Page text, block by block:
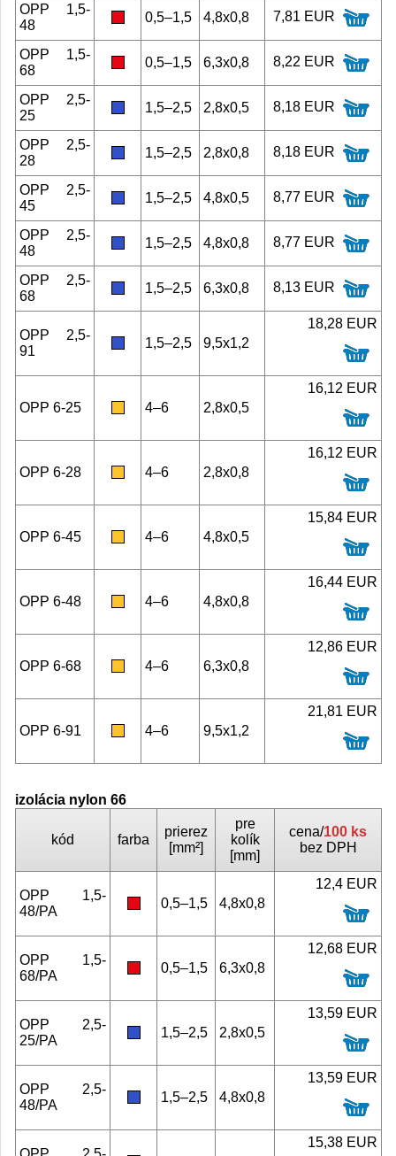
OPP 1,5-
48
0,5–1,5 4,8x0,8 7,81 EUR
OPP 1,5-
68
0,5–1,5 6,3x0,8 8,22 EUR
OPP 2,5-
25
1,5–2,5 2,8x0,5 8,18 EUR
OPP 2,5-
28
1,5–2,5 2,8x0,8 8,18 EUR
OPP 2,5-
45
1,5–2,5 4,8x0,5 8,77 EUR
OPP 2,5-
48
1,5–2,5 4,8x0,8 8,77 EUR
OPP 2,5-
68
1,5–2,5 6,3x0,8 8,13 EUR
OPP 2,5-
91
1,5–2,5 9,5x1,2
18,28 EUR
OPP 6-25 4–6 2,8x0,5
16,12 EUR
OPP 6-28 4–6 2,8x0,8
16,12 EUR
OPP 6-45 4–6 4,8x0,5
15,84 EUR
OPP 6-48 4–6 4,8x0,8
16,44 EUR
OPP 6-68 4–6 6,3x0,8
12,86 EUR
OPP 6-91 4–6 9,5x1,2
21,81 EUR
izolácia nylon 66
kód farba
prierez
[mm²]
pre
kolík
[mm]
cena/100 ks
bez DPH
OPP 1,5-
48/PA
0,5–1,5 4,8x0,8
12,4 EUR
OPP 1,5-
68/PA
0,5–1,5 6,3x0,8
12,68 EUR
OPP 2,5-
25/PA
1,5–2,5 2,8x0,5
13,59 EUR
OPP 2,5-
48/PA
1,5–2,5 4,8x0,8
13,59 EUR
15,38 EUR